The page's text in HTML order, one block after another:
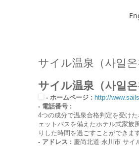
サイル温泉（사일온
サイル温泉（사일온
- ホームページ : http://
- 電話番号 :
4つの成分で温泉合格判定を受け
ェットバスを備えたホテル式家族
りした時間を過ごすことができます
- アドレス : 慶尚北道 永川市 サイ